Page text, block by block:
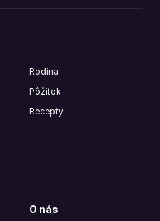
Rodina
Pôžitok
Recepty
O nás